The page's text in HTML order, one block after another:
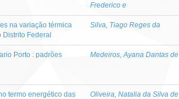
Frederico e
na variação térmica
Distrito Federal
Silva, Tiago Reges da
Porto : padrões
Medeiros, Ayana Dantas de
termo energético das
Oliveira, Natalia da Silva de